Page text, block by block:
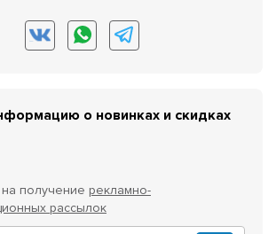
о новинках и скидках
получение рекламно-
рассылок